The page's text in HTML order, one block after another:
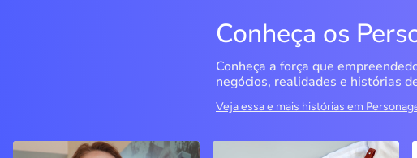
Conheça os
Conheça a força que
negócios, realidades e histórias
Veja essa e mais histórias em